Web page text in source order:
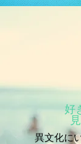
好
異文化に